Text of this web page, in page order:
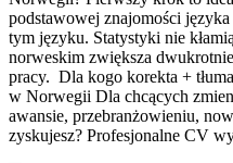
podstawowej znajomości
tym języku. Statystyki nie
norweskim zwiększa
pracy. Dla kogo korekta +
w Norwegii Dla chcących
awansie, przebranżowieniu,
zyskujesz? Profesjonalne CV